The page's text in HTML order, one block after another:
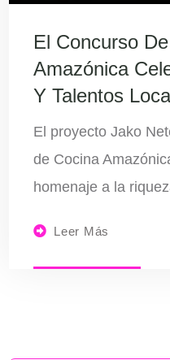
El Concurso
Amazónica
Y Talentos
El proyecto Jako
de Cocina
homenaje a la
Leer Más